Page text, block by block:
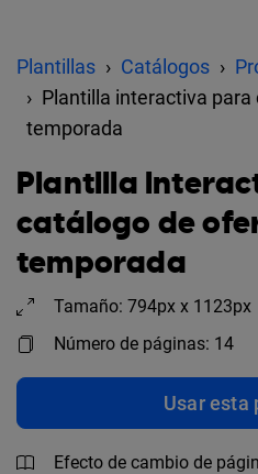
Plantillas Catálogos
Plantilla interactiva
temporada
Plantilla
catálogo de
temporada
Tamaño: 794px x 1123px
Número de páginas: 14
Usar esta
Efecto de cambio de